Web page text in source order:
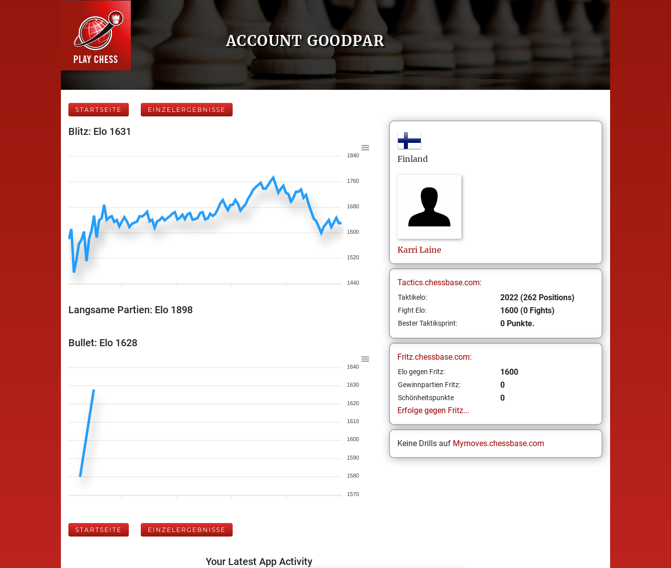
ACCOUNT GOODPAR
STARTSEITE EINZELERGEBNISSE
Blitz: Elo 1631
1840
1760
1680
1600
1520
1440
Langsame Partien: Elo 1898
Bullet: Elo 1628
1640
1630
1620
1610
1600
1590
1580
1570
Finland
Karri Laine
Tactics.chessbase.com:
Taktikelo: 2022 (262 Positions)
Fight Elo: 1600 (0 Fights)
Bester Taktiksprint: 0 Punkte.
Fritz.chessbase.com:
Elo gegen Fritz: 1600
Gewinnpartien Fritz: 0
Schönheitspunkte
0
Erfolge gegen Fritz...
Keine Drills auf Mymoves.chessbase.com
STARTSEITE EINZELERGEBNISSE
Your Latest App Activity